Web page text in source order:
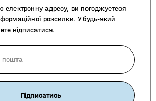
адресу, ви погоджуєтеся
розсилки. У будь-який
відписатися.